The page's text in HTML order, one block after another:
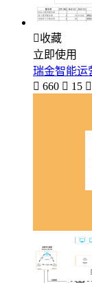
收藏
立即使用
瑞金智能运
 660  15 